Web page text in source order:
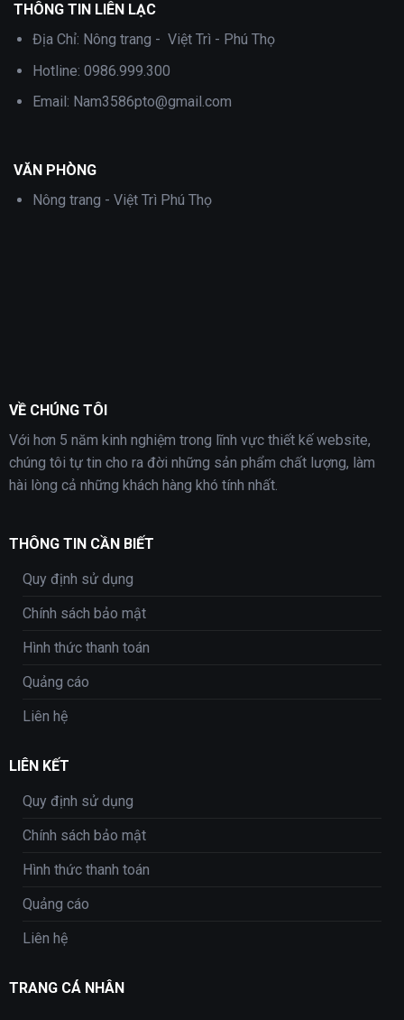
THÔNG TIN LIÊN LẠC
Địa Chỉ: Nông trang - Việt Trì - Phú Thọ
Hotline: 0986.999.300
Email: Nam3586pto@gmail.com
VĂN PHÒNG
Nông trang - Việt Trì Phú Thọ
VỀ CHÚNG TÔI
Với hơn 5 năm kinh nghiệm trong lĩnh vực thiết kế website,
chúng tôi tự tin cho ra đời những sản phẩm chất lượng, làm
hài lòng cả những khách hàng khó tính nhất.
THÔNG TIN CẦN BIẾT
Quy định sử dụng
Chính sách bảo mật
Hình thức thanh toán
Quảng cáo
Liên hệ
LIÊN KẾT
Quy định sử dụng
Chính sách bảo mật
Hình thức thanh toán
Quảng cáo
Liên hệ
TRANG CÁ NHÂN